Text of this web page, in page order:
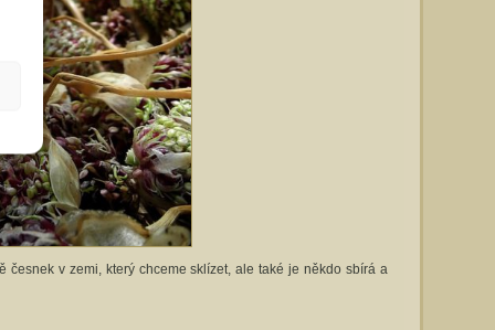
česnek v zemi, který chceme sklízet, ale také je někdo sbírá a